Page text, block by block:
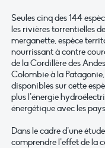
Seules cinq des 144
les rivières torrentielles
merganette, espèce
nourrissant à contre
de la Cordillère des
Colombie à la
disponibles sur cette
plus l’énergie
énergétique avec les
Dans le cadre d’une
comprendre l’effet de la